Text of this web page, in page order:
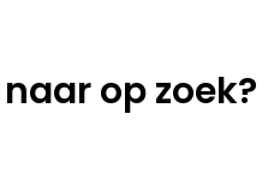
op zoek?